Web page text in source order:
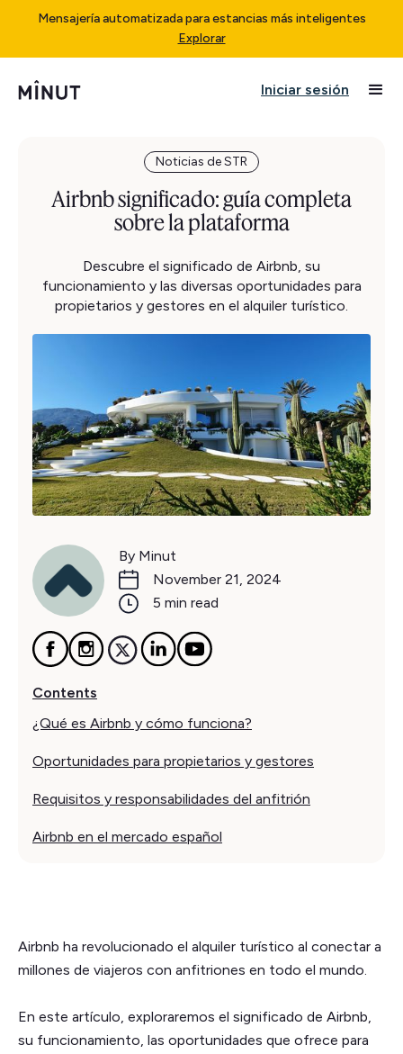
Mensajería automatizada para estancias más inteligentes
Explorar
Iniciar sesión
Noticias de STR
Airbnb significado: guía completa
sobre la plataforma
Descubre el significado de Airbnb, su
funcionamiento y las diversas oportunidades para
propietarios y gestores en el alquiler turístico.
By Minut
November 21, 2024
5 min read
Contents
¿Qué es Airbnb y cómo funciona?
Oportunidades para propietarios y gestores
Requisitos y responsabilidades del anfitrión
Airbnb en el mercado español
Airbnb ha revolucionado el alquiler turístico al conectar a
millones de viajeros con anfitriones en todo el mundo.
En este artículo, exploraremos el significado de Airbnb,
su funcionamiento, las oportunidades que ofrece para